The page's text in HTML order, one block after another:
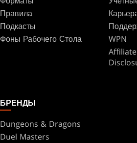
Правила
Подкасты
Фоны Рабочего Стола
WPN
БРЕНДЫ
Dungeons & Dragons
Duel Masters